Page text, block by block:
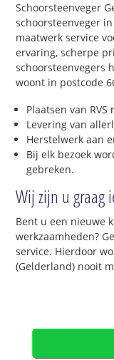
Schoorsteenveger
schoorsteenveger
maatwerk service
ervaring, scherpe
schoorsteenvegers
woont in postcode
Plaatsen van RVS
Levering van
Herstelwerk aan
Bij elk bezoek
gebreken.
Wij zijn u graag
Bent u een nieuwe
werkzaamheden?
service. Hierdoor
(Gelderland) nooit